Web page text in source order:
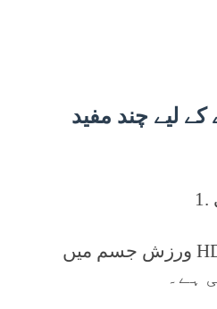
لیے چند مفید
ورزش جسم میں HDL بڑھانے اور LDL کم
ہے۔